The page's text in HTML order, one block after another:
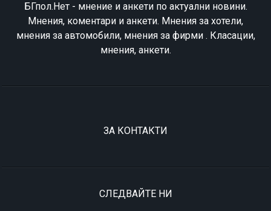
БГпол.Нет - мнение и анкети по актуални новини.
Мнения, коментари и анкети. Мнения за хотели,
мнения за автомобили, мнения за фирми . Класации,
мнения, анкети.
ЗА КОНТАКТИ
СЛЕДВАЙТЕ НИ